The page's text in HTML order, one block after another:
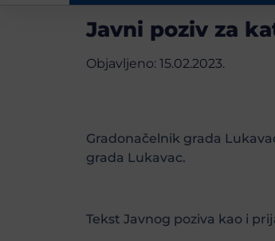
Javni poziv za
Objavljeno: 15.02.2023.
Gradonačelnik grada
grada Lukavac.
Tekst Javnog poziva kao i